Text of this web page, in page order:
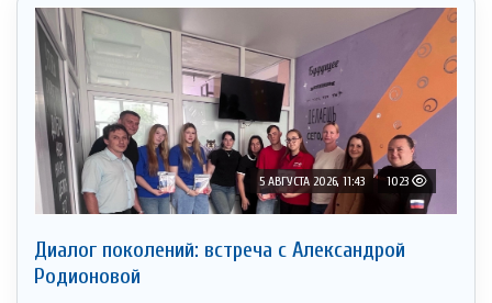
5 АВГУСТА 2026, 11:43 1023
Диалог поколений: встреча с Александрой
Родионовой